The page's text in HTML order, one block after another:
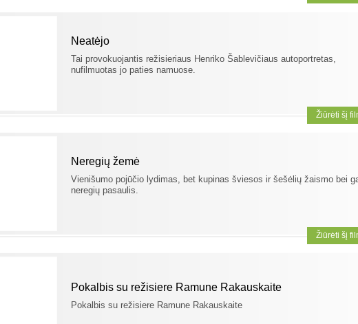
Neatėjo
Tai provokuojantis režisieriaus Henriko Šablevičiaus autoportretas,
nufilmuotas jo paties namuose.
Žiūrėti šį
Neregių žemė
Vienišumo pojūčio lydimas, bet kupinas šviesos ir šešėlių žaismo bei
neregių pasaulis.
Žiūrėti šį
Pokalbis su režisiere Ramune Rakauskaite
Pokalbis su režisiere Ramune Rakauskaite